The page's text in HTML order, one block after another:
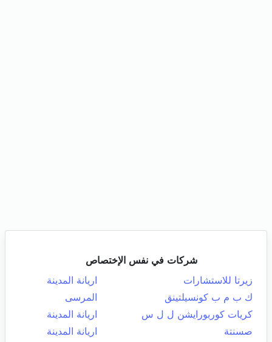
شركات في نفس الإختصاص
زيرتا للاستشارات
اريانة المدينة
ك ب م ب كونسيلتينق
المرسى
كريات كوربورايشن ل ل س
اريانة المدينة
صسنتة
اريانة المدينة